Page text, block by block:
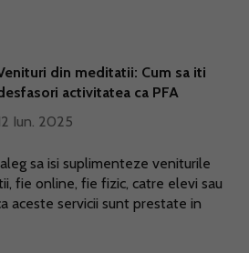
din meditatii: Cum sa iti
activitatea ca PFA
Iun. 2025
sa isi suplimenteze veniturile
fie online, fie fizic, catre elevi sau
aceste servicii sunt prestate in